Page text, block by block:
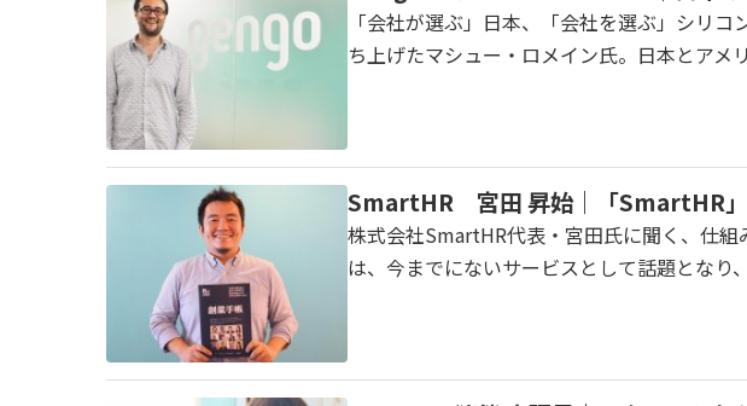
「会社が選ぶ」日本、「会社を選ぶ」シリ
ち上げたマシュー・ロメイン氏。日本とアメ
SmartHR 宮田 昇始｜「SmartHR」
株式会社SmartHR代表・宮田氏に聞く、仕
は、今までにないサービスとして話題となり